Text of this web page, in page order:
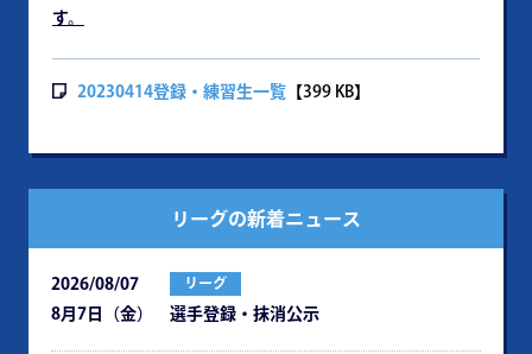
す。
20230414登録・練習生一覧 【399 KB】
リーグの新着ニュース
2026/08/07 リーグ
8月7日（金） 選手登録・抹消公示